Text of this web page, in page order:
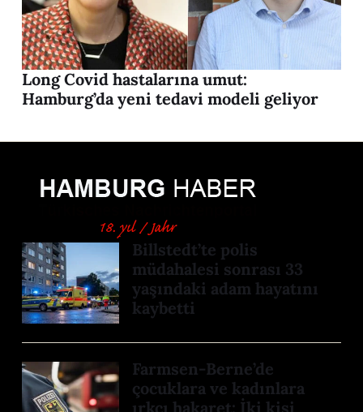
Long Covid hastalarına umut:
Hamburg’da yeni tedavi modeli geliyor
Billstedt’te polis
müdahalesi sonrası 33
yaşındaki adam hayatını
kaybetti
Farmsen-Berne’de
çocuklara ve kadınlara
ırkçı hakaret: İki kişi